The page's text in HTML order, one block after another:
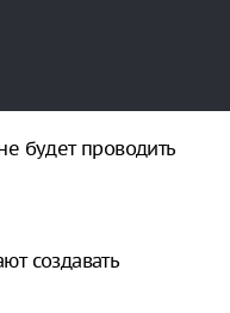
будет проводить
создавать